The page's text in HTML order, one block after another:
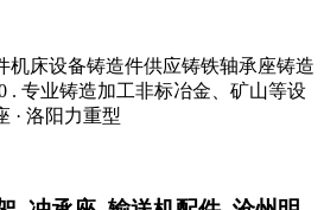
机床设备铸造件供应铸铁轴承座铸造
. 专业铸造加工非标冶金、矿山等设
· 洛阳力重型